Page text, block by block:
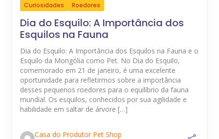
Curiosidades Roedores
Dia do Esquilo: A Importância dos
Esquilos na Fauna
Dia do Esquilo: A Importância dos Esquilos na Fauna e o
Esquilo da Mongólia como Pet. No Dia do Esquilo,
comemorado em 21 de janeiro, é uma excelente
oportunidade para refletirmos sobre a importância
desses pequenos roedores para o equilíbrio da fauna
mundial. Os esquilos, conhecidos por sua agilidade e
habilidade em saltar de árvore […]
Casa do Produtor Pet Shop